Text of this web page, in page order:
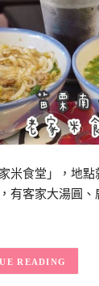
米食堂」，地
有客家大湯圓
READING